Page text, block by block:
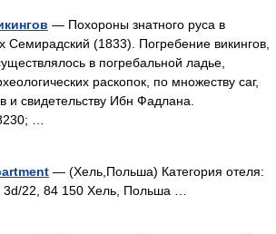
— Похороны знатного руса в
Семирадский (1833). Погребение викингов,
в погребальной ладье,
раскопок, по множеству саг,
и свидетельству Ибн Фадлана.
…
— (Хель,Польша) Категория отеля:
3d/22, 84 150 Хель, Польша …